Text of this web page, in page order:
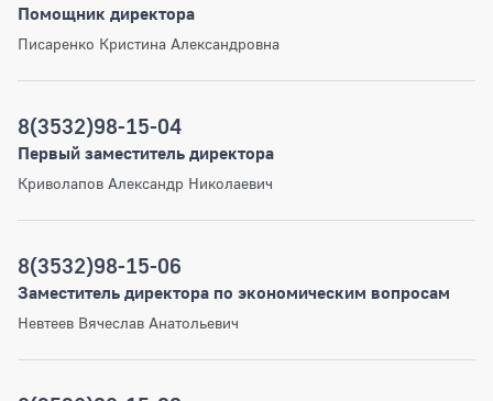
Помощник директора
Писаренко Кристина Александровна
Первый заместитель директора
Криволапов Александр Николаевич
8(3532)98-15-04
Заместитель директора по экономическим вопросам
Невтеев Вячеслав Анатольевич
8(3532)98-15-06